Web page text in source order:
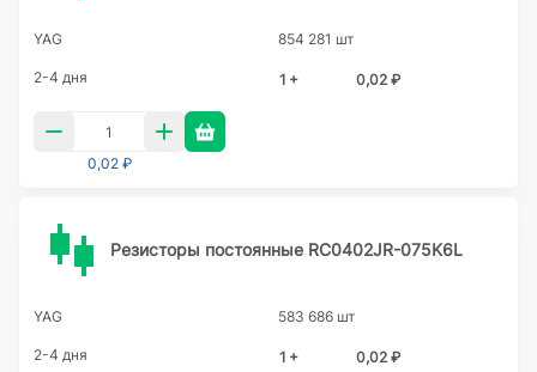
YAG 854 281 шт
2-4 дня 1 + 0,02 ₽
0,02 ₽
Резисторы постоянные RC0402JR-075K6L
YAG 583 686 шт
2-4 дня 1 + 0,02 ₽